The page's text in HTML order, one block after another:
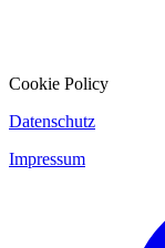
Cookie Policy
Datenschutz
Impressum